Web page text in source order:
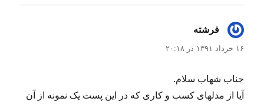
فرشته
۱۶ خرداد ۱۳۹۱ در ۲۰:۱۸
جناب شهاب سلام.
آیا از مدلهای کسب و کاری که در این پست یک نمونه از آن